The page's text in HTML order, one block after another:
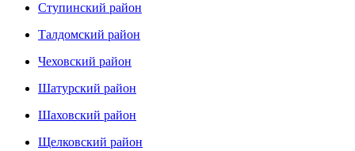
Ступинский район
Талдомский район
Чеховский район
Шатурский район
Шаховский район
Щелковский район